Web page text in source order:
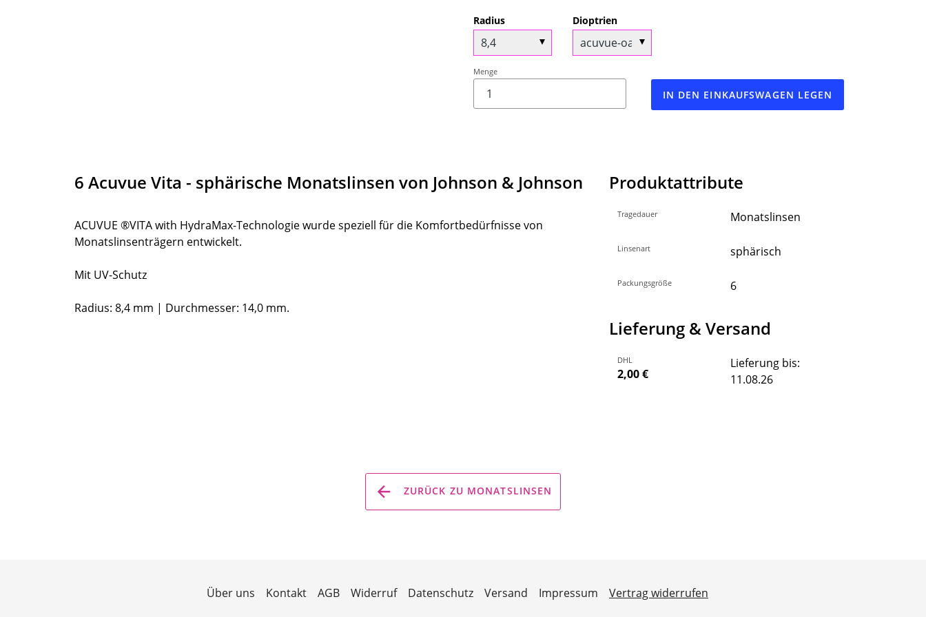
Radius Dioptrien
Menge
IN DEN EINKAUFSWAGEN LEGEN
6 Acuvue Vita - sphärische Monatslinsen von Johnson & Johnson
ACUVUE ®VITA with HydraMax-Technologie wurde speziell für die Komfortbedürfnisse von
Monatslinsenträgern entwickelt.
Mit UV-Schutz
Radius: 8,4 mm | Durchmesser: 14,0 mm.
Produktattribute
Tragedauer Monatslinsen
Linsenart sphärisch
Packungsgröße 6
Lieferung & Versand
DHL
2,00 €
Lieferung bis:
11.08.26
ZURÜCK ZU MONATSLINSEN
Über uns Kontakt AGB Widerruf Datenschutz Versand Impressum Vertrag widerrufen